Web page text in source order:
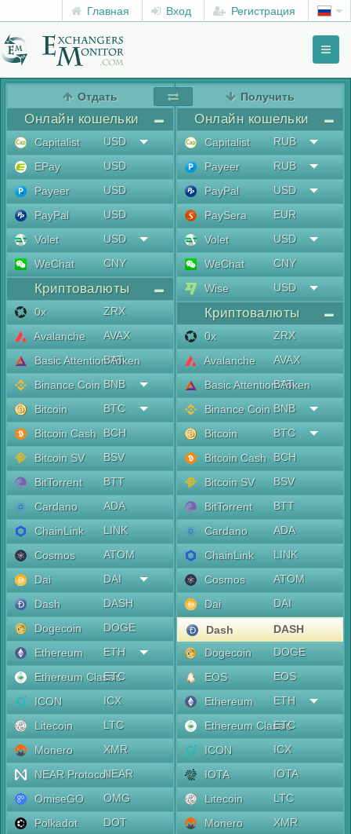
Главная Вход Регистрация
Отдать
Онлайн кошельки
Capitalist
USD
EPay
USD
Payeer
USD
PayPal
USD
Volet
USD
WeChat
CNY
Криптовалюты
0x
ZRX
Avalanche
AVAX
Basic Attention Token
BAT
Binance Coin BNB
Bitcoin
BTC
Bitcoin Cash
BCH
Bitcoin SV
BSV
BitTorrent
BTT
Cardano
ADA
ChainLink
LINK
Cosmos
ATOM
Dai
DAI
Dash
DASH
Dogecoin
DOGE
Ethereum
ETH
Ethereum Classic
ETC
ICON
ICX
Litecoin
LTC
Monero
XMR
NEAR ProtocolNEAR
OmiseGO
OMG
Polkadot
DOT
Получить
Онлайн кошельки
Capitalist
RUB
Payeer
RUB
PayPal
USD
PaySera
EUR
Volet
USD
WeChat
CNY
Wise
USD
Криптовалюты
0x
ZRX
Avalanche
AVAX
Basic Attention Token
BAT
Binance Coin BNB
Bitcoin
BTC
Bitcoin Cash
BCH
Bitcoin SV
BSV
BitTorrent
BTT
Cardano
ADA
ChainLink
LINK
Cosmos
ATOM
Dai
DAI
Dash
DASH
Dogecoin
DOGE
EOS
EOS
Ethereum
ETH
Ethereum Classic
ETC
ICON
ICX
IOTA
IOTA
Litecoin
LTC
Monero
XMR